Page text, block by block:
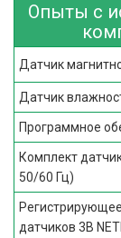
Опыты с
Датчик
Датчик
Программное
Комплект
50/60 Гц)
датчиков 3B